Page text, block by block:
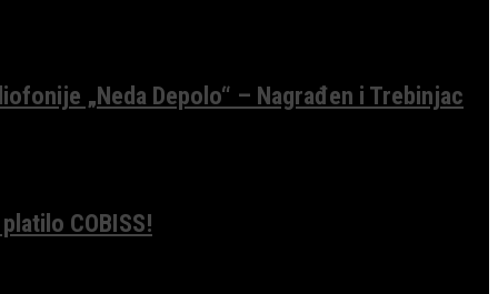
„Neda Depolo“ – Nagrađen i Trebinjac
COBISS!